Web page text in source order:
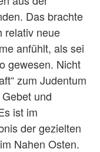
Das brachte
relativ neue
anfühlt, als sei
gewesen. Nicht
zum Judentum
und
ist im
der gezielten
Nahen Osten.